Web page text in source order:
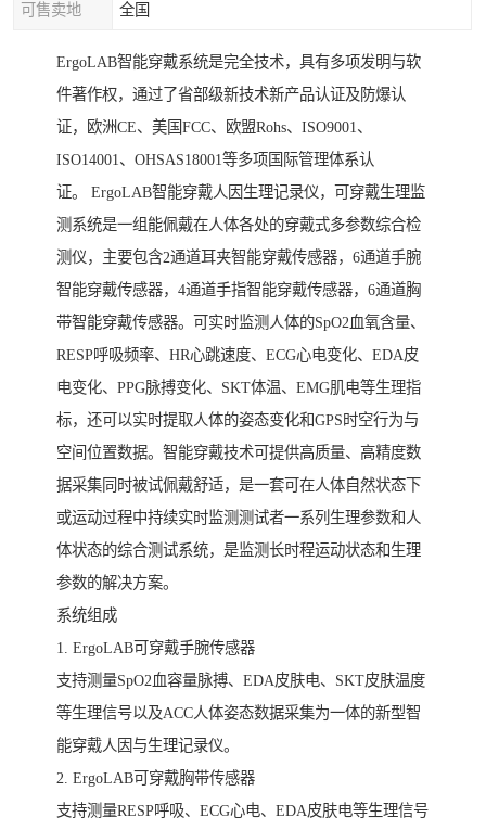
可售卖地 全国
ErgoLAB智能穿戴系统是完全技术，具有多项发明与软
件著作权，通过了省部级新技术新产品认证及防爆认
证，欧洲CE、美国FCC、欧盟Rohs、ISO9001、
ISO14001、OHSAS18001等多项国际管理体系认
证。 ErgoLAB智能穿戴人因生理记录仪，可穿戴生理监
测系统是一组能佩戴在人体各处的穿戴式多参数综合检
测仪，主要包含2通道耳夹智能穿戴传感器，6通道手腕
智能穿戴传感器，4通道手指智能穿戴传感器，6通道胸
带智能穿戴传感器。可实时监测人体的SpO2血氧含量、
RESP呼吸频率、HR心跳速度、ECG心电变化、EDA皮
电变化、PPG脉搏变化、SKT体温、EMG肌电等生理指
标，还可以实时提取人体的姿态变化和GPS时空行为与
空间位置数据。智能穿戴技术可提供高质量、高精度数
据采集同时被试佩戴舒适，是一套可在人体自然状态下
或运动过程中持续实时监测测试者一系列生理参数和人
体状态的综合测试系统，是监测长时程运动状态和生理
参数的解决方案。
系统组成
1. ErgoLAB可穿戴手腕传感器
支持测量SpO2血容量脉搏、EDA皮肤电、SKT皮肤温度
等生理信号以及ACC人体姿态数据采集为一体的新型智
能穿戴人因与生理记录仪。
2. ErgoLAB可穿戴胸带传感器
支持测量RESP呼吸、ECG心电、EDA皮肤电等生理信号